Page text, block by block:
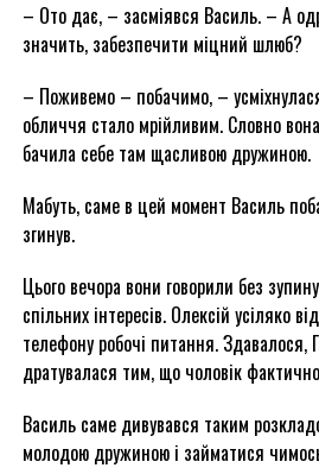
– Ото дає, – засміявся Василь. – А
значить, забезпечити міцний шлюб?
– Поживемо – побачимо, – усміхнулася
обличчя стало мрійливим. Словно
бачила себе там щасливою дружиною.
Мабуть, саме в цей момент Василь
згинув.
Цього вечора вони говорили без
спільних інтересів. Олексій усіляко
телефону робочі питання. Здавалося,
дратувалася тим, що чоловік
Василь саме дивувався таким
молодою дружиною і займатися